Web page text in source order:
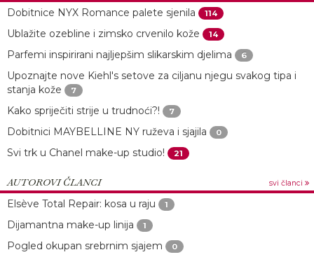
Dobitnice NYX Romance palete sjenila
114
Ublažite ozebline i zimsko crvenilo kože 14
Parfemi inspirirani najljepšim slikarskim djelima 6
Upoznajte nove Kiehl's setove za ciljanu njegu svakog tipa i
stanja kože
7
Kako spriječiti strije u trudnoći?! 7
Dobitnici MAYBELLINE NY ruževa i sjajila 0
Svi trk u Chanel make-up studio! 21
AUTOROVI ČLANCI svi članci
Elsève Total Repair: kosa u raju 1
Dijamantna make-up linija 1
Pogled okupan srebrnim sjajem 0